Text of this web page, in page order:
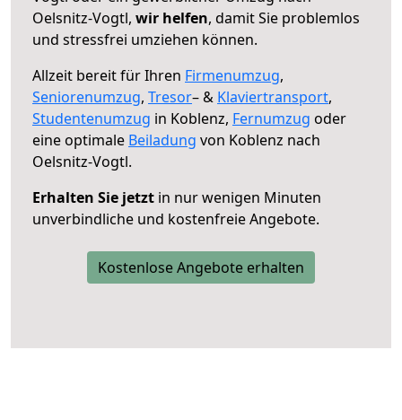
Oelsnitz-Vogtl, wir helfen, damit Sie problemlos
und stressfrei umziehen können.
Allzeit bereit für Ihren Firmenumzug,
Seniorenumzug, Tresor– & Klaviertransport,
Studentenumzug in Koblenz, Fernumzug oder
eine optimale Beiladung von Koblenz nach
Oelsnitz-Vogtl.
Erhalten Sie jetzt in nur wenigen Minuten
unverbindliche und kostenfreie Angebote.
Kostenlose Angebote erhalten